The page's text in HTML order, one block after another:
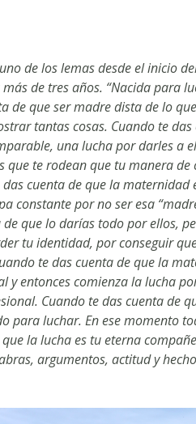
de los lemas desde el inicio
de tres años. “Nacida para
de que ser madre dista de lo
tantas cosas. Cuando te
una lucha por darles a
que te rodean que tu manera
cuenta de que la
constante por no ser esa
que lo darías todo por ellos,
tu identidad, por conseguir
te das cuenta de que la
y entonces comienza la lucha
Cuando te das cuenta de
para luchar. En ese momento
la lucha es tu eterna
argumentos, actitud y